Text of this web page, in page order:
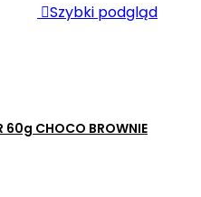
Szybki podgląd
60g CHOCO BROWNIE